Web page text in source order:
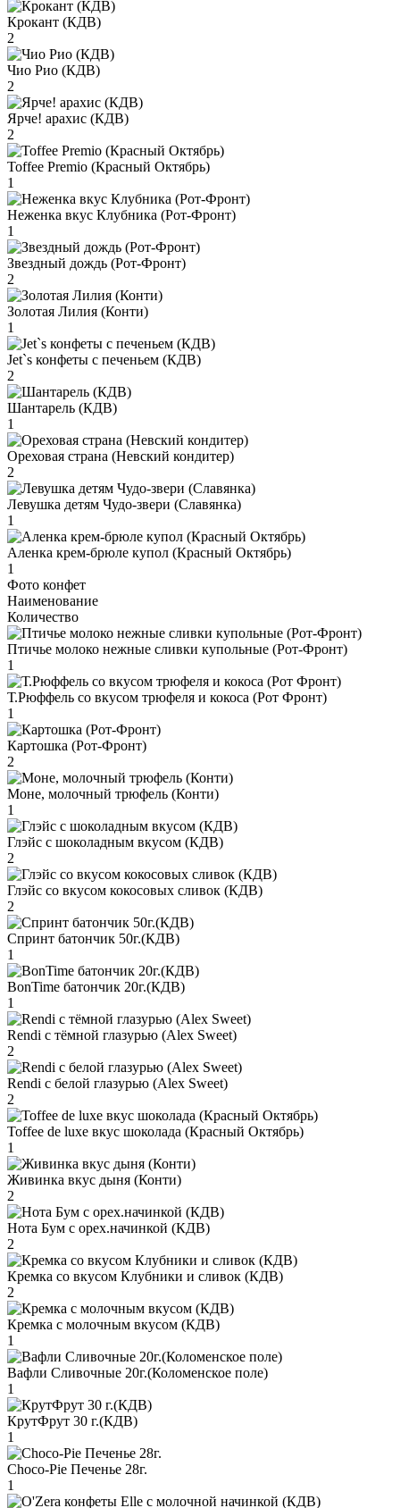
Крокант (КДВ)
2
Чио Рио (КДВ)
2
Ярче! арахис (КДВ)
2
Toffee Premio (Красный Октябрь)
1
Неженка вкус Клубника (Рот-Фронт)
1
Звездный дождь (Рот-Фронт)
2
Золотая Лилия (Конти)
1
Jet`s конфеты с печеньем (КДВ)
2
Шантарель (КДВ)
1
Ореховая страна (Невский кондитер)
2
Левушка детям Чудо-звери (Славянка)
1
Аленка крем-брюле купол (Красный Октябрь)
1
Фото конфет
Наименование
Количество
Птичье молоко нежные сливки купольные (Рот-Фронт)
1
Т.Рюффель со вкусом трюфеля и кокоса (Рот Фронт)
1
Картошка (Рот-Фронт)
2
Моне, молочный трюфель (Конти)
1
Глэйс с шоколадным вкусом (КДВ)
2
Глэйс со вкусом кокосовых сливок (КДВ)
2
Спринт батончик 50г.(КДВ)
1
BonTime батончик 20г.(КДВ)
1
Rendi с тёмной глазурью (Alex Sweet)
2
Rendi с белой глазурью (Alex Sweet)
2
Toffee de luxe вкус шоколада (Красный Октябрь)
1
Живинка вкус дыня (Конти)
2
Нота Бум с орех.начинкой (КДВ)
2
Кремка со вкусом Клубники и сливок (КДВ)
2
Кремка с молочным вкусом (КДВ)
1
Вафли Сливочные 20г.(Коломенское поле)
1
КрутФрут 30 г.(КДВ)
1
Choco-Pie Печенье 28г.
1